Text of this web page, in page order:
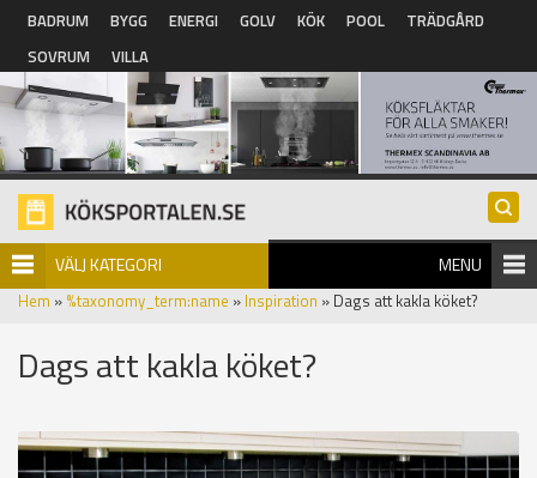
Hoppa till huvudinnehåll
BADRUM BYGG ENERGI GOLV KÖK POOL
TRÄDGÅRD
SOVRUM
VILLA
VÄLJ KATEGORI MENU
Hem » %taxonomy_term:name » Inspiration » Dags att kakla köket?
Dags att kakla köket?